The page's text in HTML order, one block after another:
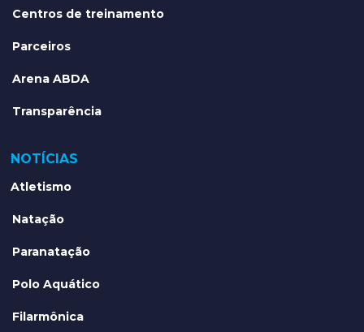
Centros de treinamento
Parceiros
Arena ABDA
Transparência
NOTÍCIAS
Atletismo
Natação
Paranatação
Polo Aquático
Filarmônica